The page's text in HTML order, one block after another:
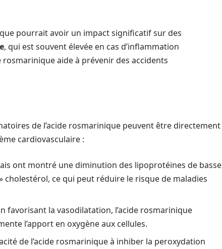
pourrait avoir un impact significatif sur des
, qui est souvent élevée en cas d’inflammation
rosmarinique aide à prévenir des accidents
de l’acide rosmarinique peuvent être directement
cardiovasculaire :
ont montré une diminution des lipoprotéines de basse
cholestérol, ce qui peut réduire le risque de maladies
favorisant la vasodilatation, l’acide rosmarinique
l’apport en oxygène aux cellules.
de l’acide rosmarinique à inhiber la peroxydation